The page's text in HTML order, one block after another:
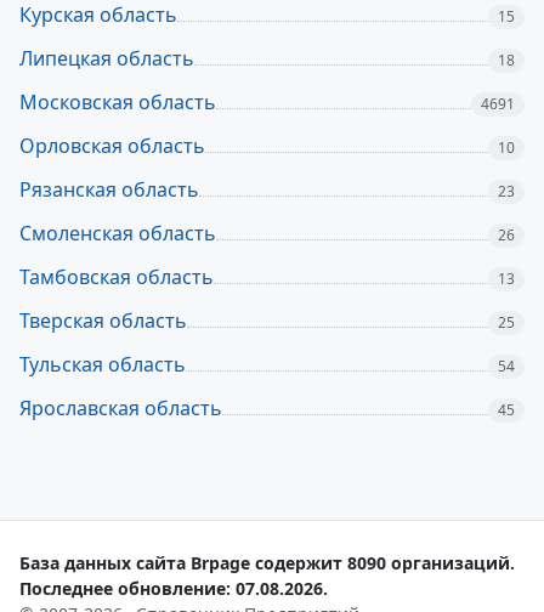
Курская область 15
Липецкая область 18
Московская область 4691
Орловская область 10
Рязанская область 23
Смоленская область 26
Тамбовская область 13
Тверская область 25
Тульская область 54
Ярославская область 45
База данных сайта Brpage содержит 8090 организаций.
Последнее обновление: 07.08.2026.